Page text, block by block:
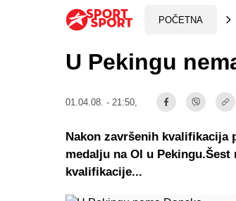
POČETNA
U Pekingu
01.04.08. - 21:50,
Nakon završenih kvalifikacija
medalju na OI u
kvalifikacije...